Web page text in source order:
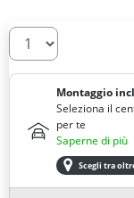
Quantità
Montaggio
Seleziona il
per te
Saperne di più
Scegli tra